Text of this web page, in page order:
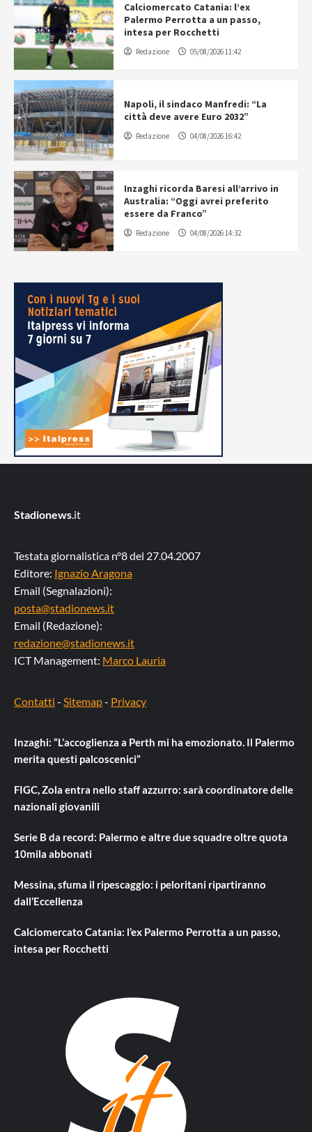
Calciomercato Catania: l’ex
Palermo Perrotta a un passo,
intesa per Rocchetti
Redazione 05/08/2026 11:42
Napoli, il sindaco Manfredi: “La
città deve avere Euro 2032”
Redazione 04/08/2026 16:42
Inzaghi ricorda Baresi all’arrivo in
Australia: “Oggi avrei preferito
essere da Franco”
Redazione 04/08/2026 14:32
Stadionews.it
Testata giornalistica n°8 del 27.04.2007
Editore: Ignazio Aragona
Email (Segnalazioni):
posta@stadionews.it
Email (Redazione):
redazione@stadionews.it
ICT Management: Marco Lauria
Contatti - Sitemap- Privacy
Inzaghi: “L’accoglienza a Perth mi ha emozionato. Il Palermo
merita questi palcoscenici”
FIGC, Zola entra nello staff azzurro: sarà coordinatore delle
nazionali giovanili
Serie B da record: Palermo e altre due squadre oltre quota
10mila abbonati
Messina, sfuma il ripescaggio: i peloritani ripartiranno
dall’Eccellenza
Calciomercato Catania: l’ex Palermo Perrotta a un passo,
intesa per Rocchetti